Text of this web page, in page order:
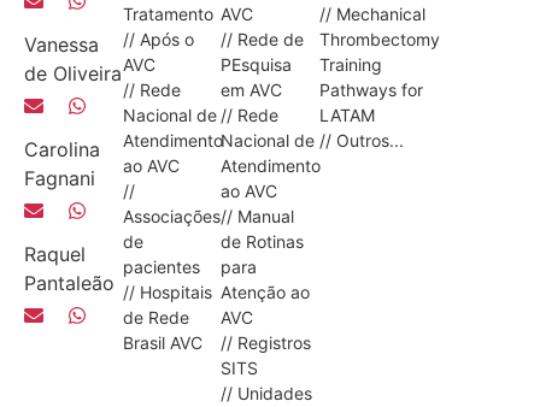
Vanessa
de Oliveira
Carolina
Fagnani
Raquel
Pantaleão
Tratamento
// Após o
AVC
// Rede
Nacional de
Atendimento
ao AVC
//
Associações
de
pacientes
// Hospitais
de Rede
Brasil AVC
AVC
// Rede de
PEsquisa
em AVC
// Rede
Nacional de
Atendimento
ao AVC
// Manual
de Rotinas
para
Atenção ao
AVC
// Registros
SITS
// Unidades
// Mechanical
Thrombectomy
Training
Pathways for
LATAM
// Outros...